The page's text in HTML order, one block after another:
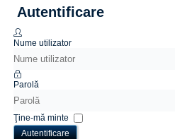
Autentificare
Nume utilizator
Parolă
Ţine-mă minte
Autentificare